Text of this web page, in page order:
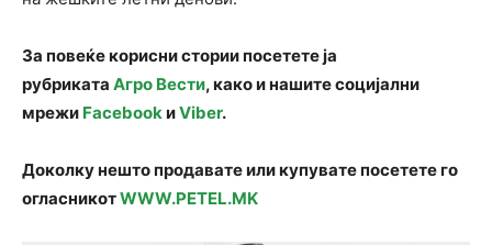
За повеќе корисни стории посетете ја
рубриката Агро Вести, како и нашите социјални
мрежи Facebook иViber.
Доколку нешто продавате или купувате посетете го
огласникотWWW.PETEL.MK